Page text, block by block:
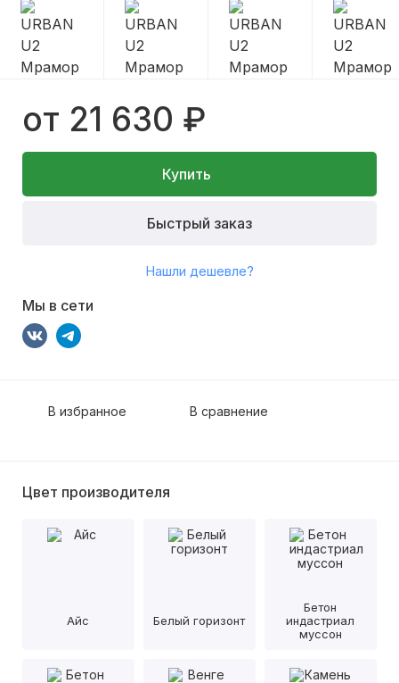
от 21 630 ₽
Купить
Быстрый заказ
Нашли дешевле?
Мы в сети
В избранное В сравнение
Цвет производителя
Айс Белый горизонт
Бетон
индастриал
муссон